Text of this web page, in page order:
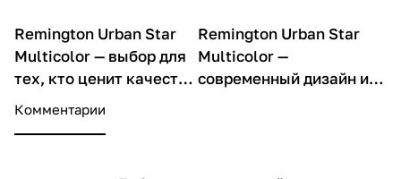
О товарах
Remington Urban Star
Multicolor — выбор для
тех, кто ценит качество
и удобство
О товарах
Remington Urban Star
Multicolor —
современный дизайн и
Комментарии